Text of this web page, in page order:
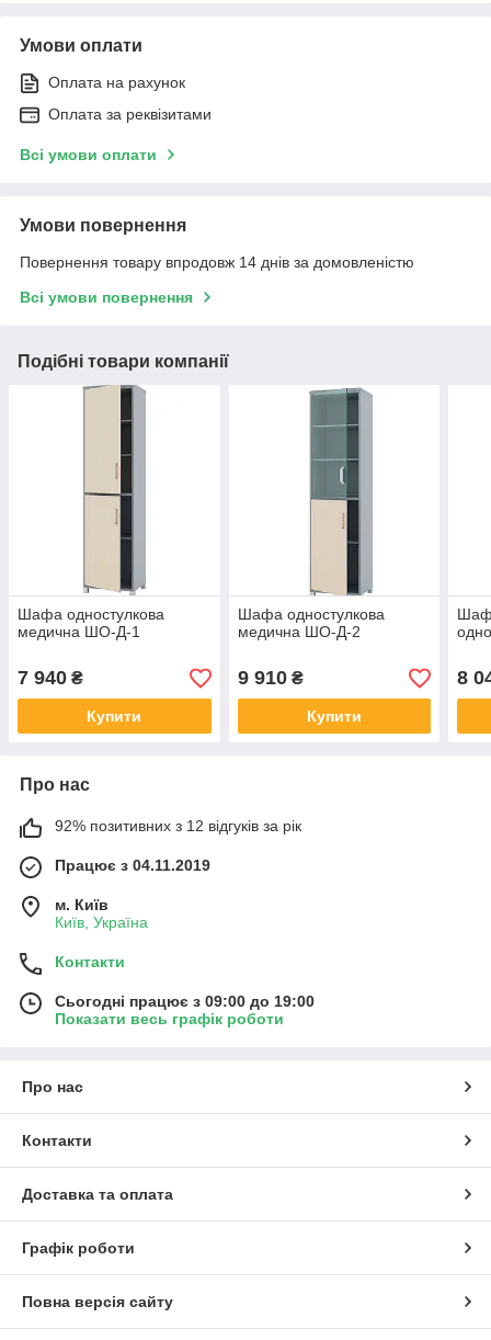
Умови оплати
Оплата на рахунок
Оплата за реквізитами
Всі умови оплати
Умови повернення
Повернення товару впродовж 14 днів за домовленістю
Всі умови повернення
Подібні товари компанії
Шафа одностулкова
медична ШО-Д-1
7 940 ₴
Купити
Шафа одностулкова
медична ШО-Д-2
9 910₴
Купити
8
Про нас
92% позитивних з 12 відгуків за рік
Працює з 04.11.2019
м. Київ
Київ, Україна
Контакти
Сьогодні працює з 09:00 до 19:00
Показати весь графік роботи
Про нас
Контакти
Доставка та оплата
Графік роботи
Повна версія сайту